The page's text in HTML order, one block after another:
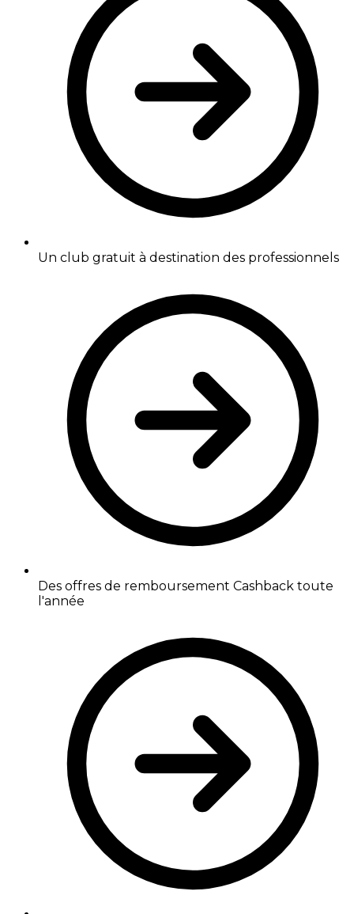
Un club gratuit à destination des professionnels
Des offres de remboursement Cashback toute
l'année